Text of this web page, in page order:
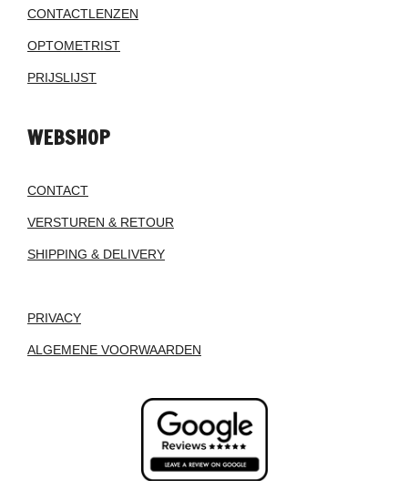
CONTACTLENZEN
OPTOMETRIST
PRIJSLIJST
WEBSHOP
CONTACT
VERSTUREN & RETOUR
SHIPPING & DELIVERY
PRIVACY
ALGEMENE VOORWAARDEN